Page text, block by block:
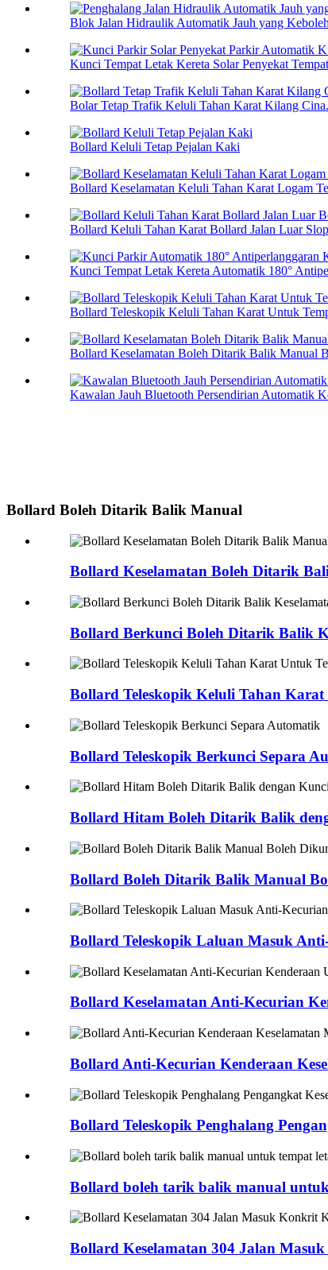
Blok Jalan Hidraulik Automatik Jauh yang
Kunci Tempat Letak Kereta Solar Penyekat
Bolar Tetap Trafik Keluli Tahan Karat Kilang
Bollard Keluli Tetap Pejalan Kaki
Bollard Keselamatan Keluli Tahan Karat Logam
Bollard Keluli Tahan Karat Bollard Jalan Luar
Kunci Tempat Letak Kereta Automatik 180°
Bollard Teleskopik Keluli Tahan Karat Untuk
Bollard Keselamatan Boleh Ditarik Balik Manual
Kawalan Jauh Bluetooth Persendirian Automatik
Bollard Boleh Ditarik Balik Manual
Bollard Keselamatan Boleh Ditarik
Bollard Berkunci Boleh Ditarik Balik
Bollard Teleskopik Keluli Tahan
Bollard Teleskopik Berkunci Separa
Bollard Hitam Boleh Ditarik Balik
Bollard Boleh Ditarik Balik Manual
Bollard Teleskopik Laluan Masuk
Bollard Keselamatan Anti-Kecurian
Bollard Anti-Kecurian Kenderaan
Bollard Teleskopik Penghalang
Bollard boleh tarik balik manual
Bollard Keselamatan 304 Jalan